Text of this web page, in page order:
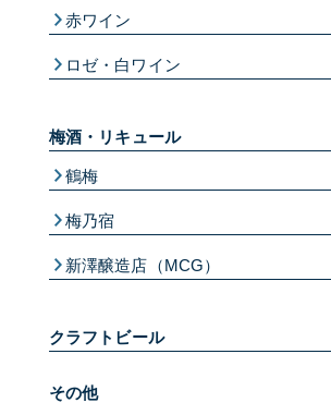
赤ワイン
ロゼ・白ワイン
梅酒・リキュール
鶴梅
梅乃宿
新澤醸造店（MCG）
クラフトビール
その他